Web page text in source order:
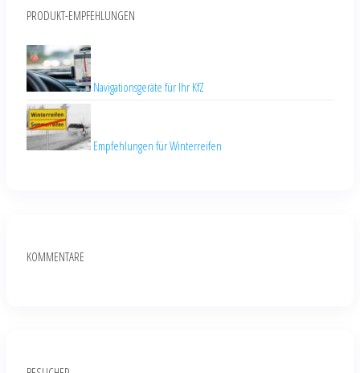
PRODUKT-EMPFEHLUNGEN
Navigationsgeräte für Ihr KfZ
Empfehlungen für Winterreifen
KOMMENTARE